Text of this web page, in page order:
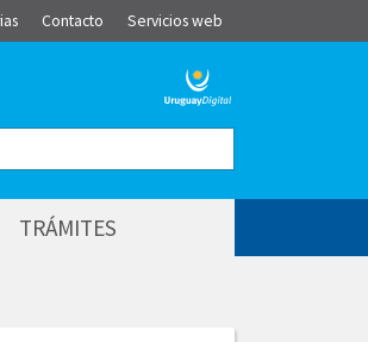
Contacto Servicios web
TRÁMITES